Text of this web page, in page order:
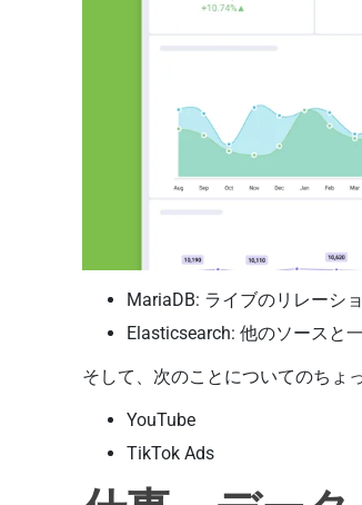
MariaDB: ライブのリレーシ
Elasticsearch: 他のソースと
そして、次のことについてのちょ
YouTube
TikTok Ads